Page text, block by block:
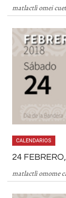
matlactli omei
CALENDARIOS
24
matlactli omome